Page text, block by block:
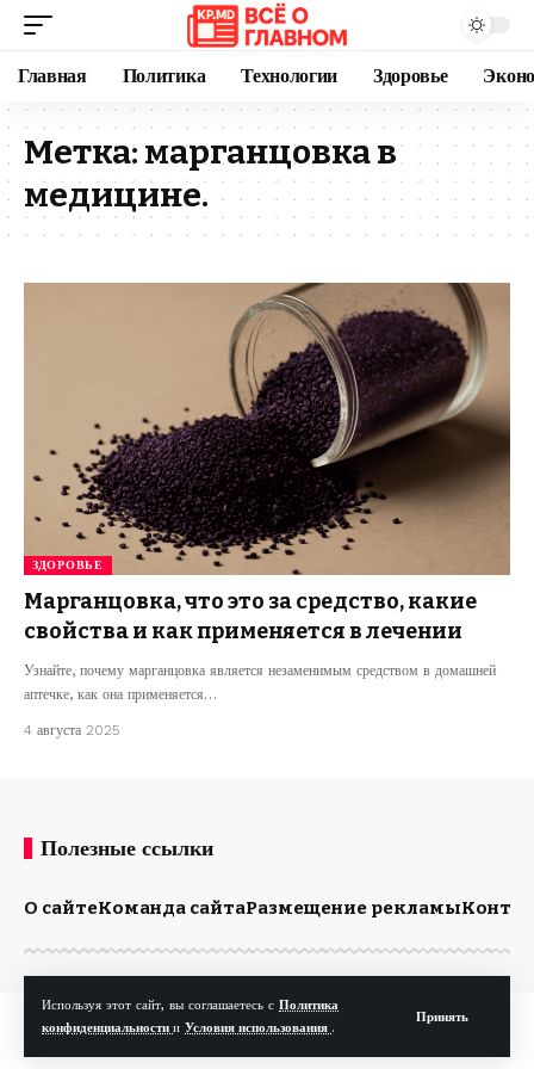
Используя этот сайт, вы соглашаетесь с Политика
конфиденциальности и Условия использования .
Принять
Главная Политика Технологии Здоровье
Метка: марганцовка в
медицине.
ЗДОРОВЬЕ
Марганцовка, что это за средство, какие
свойства и как применяется в лечении
Узнайте, почему марганцовка является незаменимым средством в домашней
аптечке, как она применяется…
4 августа 2025
Полезные ссылки
О сайтеКоманда сайтаРазмещение рекламы
© Kp.md. Все права защищены.